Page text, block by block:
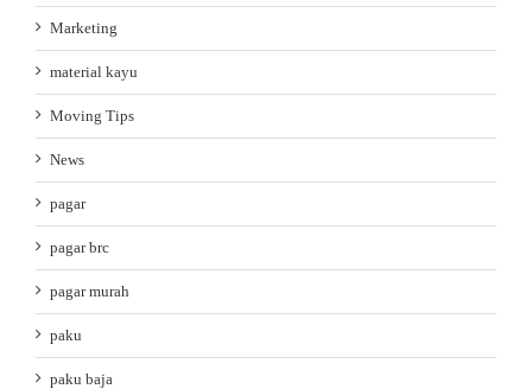
Marketing
material kayu
Moving Tips
News
pagar
pagar brc
pagar murah
paku
paku baja